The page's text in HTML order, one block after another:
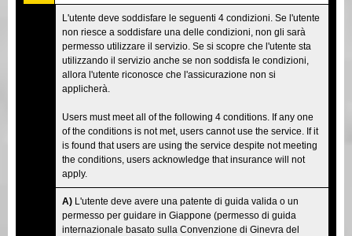
L'utente deve soddisfare le seguenti 4 condizioni. Se l'utente
non riesce a soddisfare una delle condizioni, non gli sarà
permesso utilizzare il servizio. Se si scopre che l'utente sta
utilizzando il servizio anche se non soddisfa le condizioni,
allora l'utente riconosce che l'assicurazione non si
applicherà.
Users must meet all of the following 4 conditions. If any one
of the conditions is not met, users cannot use the service. If it
is found that users are using the service despite not meeting
the conditions, users acknowledge that insurance will not
apply.
A) L'utente deve avere una patente di guida valida o un
permesso per guidare in Giappone (permesso di guida
internazionale basato sulla Convenzione di Ginevra del